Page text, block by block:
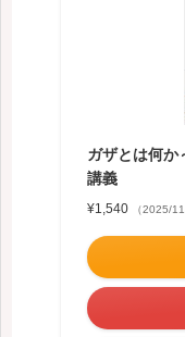
ガザとは何か
講義
¥1,540 （2025/